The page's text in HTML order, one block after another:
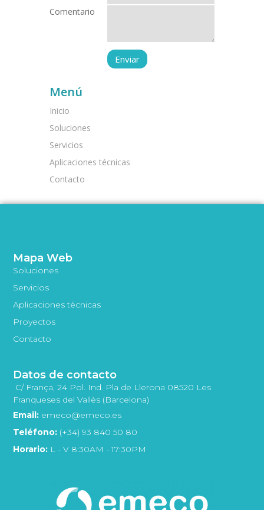
Comentario
Menú
Inicio
Soluciones
Servicios
Aplicaciones técnicas
Contacto
Mapa Web
Soluciones
Servicios
Aplicaciones técnicas
Proyectos
Contacto
Datos de contacto
C/ França, 24 Pol. Ind. Pla de Llerona 08520 Les
Franqueses del Vallès (Barcelona)
Email: emeco@emeco.es
Teléfono: (+34) 93 840 50 80
Horario: L - V 8:30AM - 17:30PM